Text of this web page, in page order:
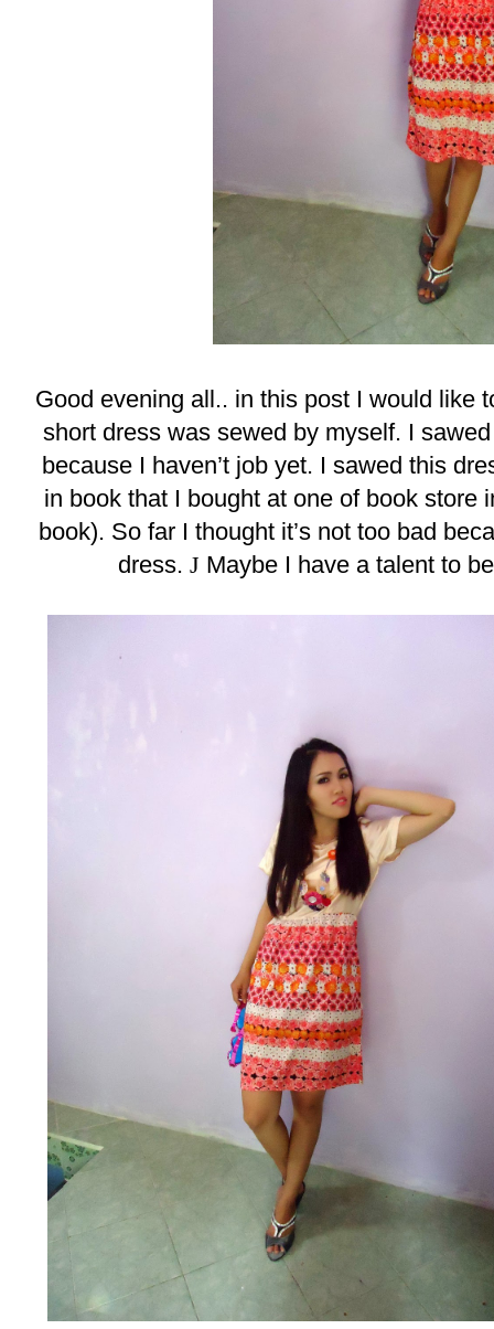
Good evening all.. in this post I would like
short dress was sewed by myself. I
because I haven’t job yet. I sawed this
in book that I bought at one of book store
book). So far I thought it’s not too bad
dress. J Maybe I have a talent to